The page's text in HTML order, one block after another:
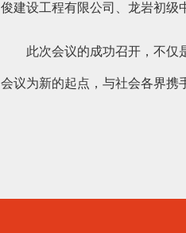
俊建设工程有限公司、龙岩初级
此次会议的成功召开，不仅
会议为新的起点，与社会各界携